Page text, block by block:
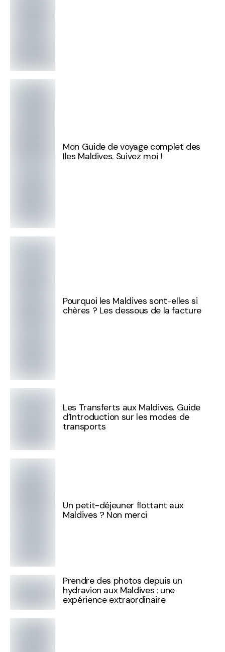
Mon Guide de voyage complet des
Iles Maldives. Suivez moi !
Pourquoi les Maldives sont-elles si
chères ? Les dessous de la facture
Les Transferts aux Maldives. Guide
d’Introduction sur les modes de
transports
Un petit-déjeuner flottant aux
Maldives ? Non merci
Prendre des photos depuis un
hydravion aux Maldives : une
expérience extraordinaire